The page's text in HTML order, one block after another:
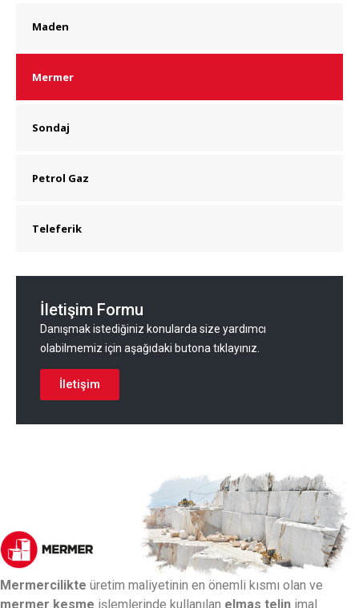
Maden
Mermer
Sondaj
Petrol Gaz
Teleferik
İletişim Formu
Danışmak istediğiniz konularda size yardımcı
olabilmemiz için aşağıdaki butona tıklayınız.
İletişim
Mermercilikte üretim maliyetinin en önemli kısmı olan ve
mermer kesme işlemlerinde kullanılan elmas telin imal